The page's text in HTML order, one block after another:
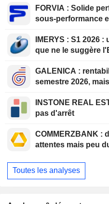
FORVIA : Solide performance au S1 malgré la
sous-performance
IMERYS : S1 2026 : une reprise moins solide
que ne le suggère
GALENICA : rentabilité modérée au premier
semestre 2026,
INSTONE REAL ESTATE :
pas d'arrêt
COMMERZBANK : des résultats supérieurs aux
attentes mais peu
Toutes les analyses